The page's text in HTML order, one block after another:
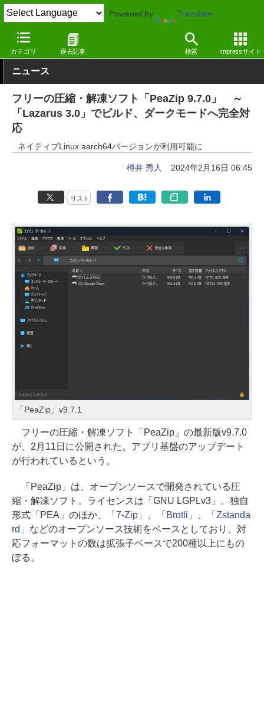
Powered by Translate
カテゴリ 過去記事 検索 Impressサイト
窓の杜 圧縮・解凍
ニュース
フリーの圧縮・解凍ソフト「PeaZip 9.7.0」 ～
「Lazarus 3.0」でビルド、ダークモードへ完全対
応
ネイティブLinux aarch64バージョンが利用可能に
樽井 秀人 2024年2月16日 06:45
リスト
「PeaZip」v9.7.1
フリーの圧縮・解凍ソフト「PeaZip」の最新版v9.7.0
が、2月11日に公開された。アプリ基盤のアップデート
が行われているという。
「PeaZip」は、オープンソースで開発されている圧
縮・解凍ソフト。ライセンスは「GNU LGPLv3」。独自
形式「PEA」のほか、
「7-Zip」 、「 Brotli 」、
「Zstanda
rd」 などのオープンソース技術をベースとしており、対
応フォーマットの数は拡張子ベースで200種以上にもの
ぼる。